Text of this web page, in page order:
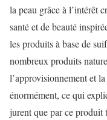
la peau grâce à l’intérêt
santé et de beauté
les produits à base de
nombreux produits
l’approvisionnement et
énormément, ce qui
jurent que par ce produit